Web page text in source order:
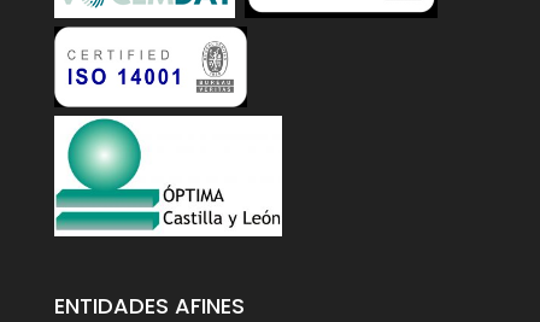
ENTIDADES AFINES